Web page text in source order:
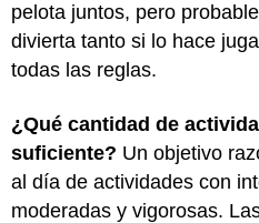
pelota juntos, pero
divierta tanto si lo hace
todas las reglas.
¿Qué cantidad de
suficiente? Un objetivo
al día de actividades con
moderadas y vigorosas.